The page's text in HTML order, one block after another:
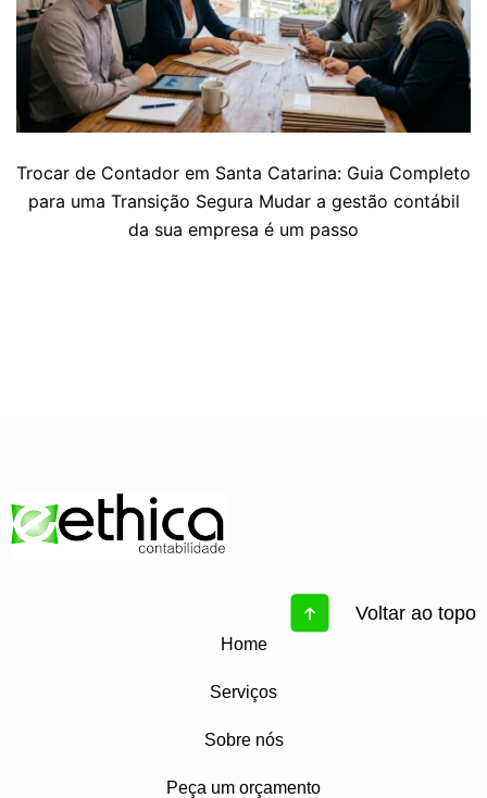
Trocar de Contador em Santa Catarina: Guia Completo
para uma Transição Segura Mudar a gestão contábil
da sua empresa é um passo
Voltar ao topo
Home
Serviços
Sobre nós
Peça um orçamento